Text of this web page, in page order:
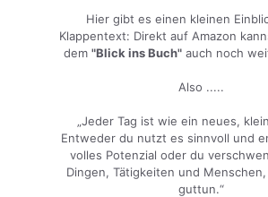
Hier gibt es einen kleinen
Klappentext: Direkt auf Amazon
dem "Blick ins Buch" auch noch
Also .....
„Jeder Tag ist wie ein neues,
Entweder du nutzt es sinnvoll und
volles Potenzial oder du
Dingen, Tätigkeiten und
guttun.“